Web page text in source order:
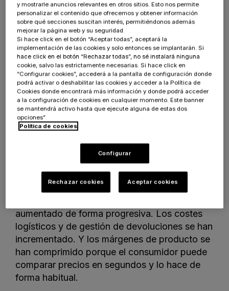
Durante años, el comercio electrónico operó
bajo una lógica relativamente sencilla: invertir
en captar tráfico, convertirlo en ventas y
crecer en volumen. Los márgenes
acompañaban porque los costes de
adquisición eran manejables y la competencia
de precios no era tan agresiva.
Ese modelo ha cambiado de forma estructural.
La inversión en publicidad digital en España
sigue creciendo, según el estudio de inversión
IAB Spainy PwC, lo que refleja
la presión que los anunciantes ejercen sobre
las subastas de palabras clave. Las
aumentado de forma progresiva. Los costes
logísticos y de gestión de devoluciones se han
incrementado. Y los márgenes de producto se
han comprimido porque el consumidor puede
comparar precios en segundos y lo hace de
forma habitual.
y mostrarle anuncios relevantes en otros sitios. Esto nos permite
personalizar el contenido que ofrecemos y obtener información
sobre qué secciones suscitan interés, permitiéndonos además
mejorar la página web y su seguridad.
Si hace click en el botón “Aceptar todas”, aceptará la
implementación de las cookies y solo entonces se implantarán. Si
hace click en el botón “Rechazar todas”, no sé instalará ninguna
cookie, salvo las estrictamente necesarias. Si hace click en
“Configurar cookies”, accederá a la pantalla de configuración donde
podrá activar o deshabilitar las cookies y acceder a la Política de
Cookies donde encontrará más información y donde podrá acceder
a la configuración de cookies en cualquier momento. Este banner
se mantendrá activo hasta que ejecute alguna de estas dos
opciones”
Política de cookies
Configurar
Rechazar cookies Aceptar cookies